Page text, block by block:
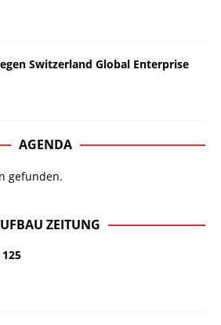
Switzerland Global Enterprise
AGENDA
gefunden.
ZEITUNG